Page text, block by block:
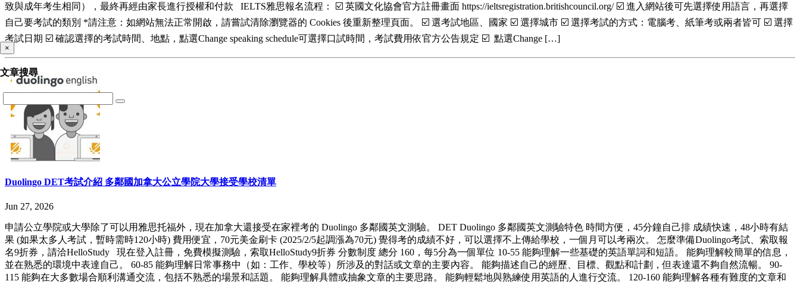
致與成年考生相同），最終再經由家長進行授權和付款 IELTS雅思報名流程： ☑️ 英國文化協會官方註冊畫面 https://ieltsregistration.britishcouncil.org/ ☑️ 進入網站後可先選擇使用語言，再選擇
自己要考試的類別 *請注意：如網站無法正常開啟，請嘗試清除瀏覽器的 Cookies 後重新整理頁面。 ☑️ 選考試地區、國家 ☑️ 選擇城市 ☑️ 選擇考試的方式：電腦考、紙筆考或兩者皆可 ☑️ 選擇
考試日期 ☑️ 確認選擇的考試時間、地點，點選Change speaking schedule可選擇口試時間，考試費用依官方公告規定 ☑️ 點選Change […]
Duolingo DET考試介紹 多鄰國加拿大公立學院大學接受學校清單
Jun 27, 2026
申請公立學院或大學除了可以用雅思托福外，現在加拿大還接受在家裡考的 Duolingo 多鄰國英文測驗。 DET Duolingo 多鄰國英文測驗特色 時間方便，45分鐘自己排 成績快速，48小時有結
果 (如果太多人考試，暫時需時120小時) 費用便宜，70元美金刷卡 (2025/2/5起調漲為70元) 覺得考的成績不好，可以選擇不上傳給學校，一個月可以考兩次。 怎麼準備Duolingo考試、索取報
名9折券，請洽HelloStudy 現在登入註冊，免費模擬測驗，索取HelloStudy9折券 分數制度 總分 160，每5分為一個單位 10-55 能夠理解一些基礎的英語單詞和短語。 能夠理解較簡單的信息，
並在熟悉的環境中表達自己。 60-85 能夠理解日常事務中（如：工作、學校等）所涉及的對話或文章的主要內容。 能夠描述自己的經歷、目標、觀點和計劃，但表達還不夠自然流暢。 90-
115 能夠在大多數場合順利溝通交流，包括不熟悉的場景和話題。 能夠理解具體或抽象文章的主要思路。 能夠輕鬆地與熟練使用英語的人進行交流。 120-160 能夠理解各種有難度的文章和
×
文章搜尋